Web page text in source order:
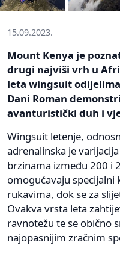
15.09.2023.
Mount Kenya je
drugi najviši vrh u
leta wingsuit
Dani Roman
avanturistički duh i
Wingsuit letenje,
adrenalinska je
brzinama između 200 i
omogućavaju
rukavima, dok se za
Ovakva vrsta leta
ravnotežu te se obično
najopasnijim zračnim